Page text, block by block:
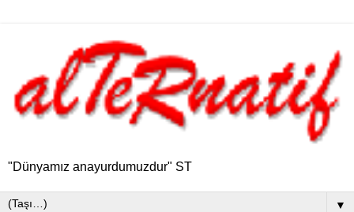
"Dünyamız anayurdumuzdur" ST
▼